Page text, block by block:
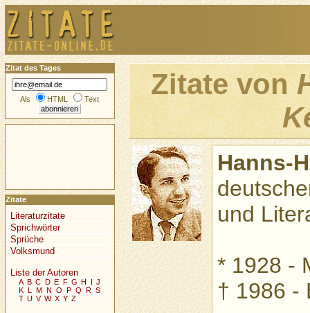
Zitate von
Hanns-
und
* 1928 -
† 1986 -
Zitat des Tages
Als HTML Text
Zitate
Literaturzitate
Sprichwörter
Sprüche
Volksmund
Liste der Autoren
A B C D E F G H I J
K L M N O P Q R S
T U V W X Y Z